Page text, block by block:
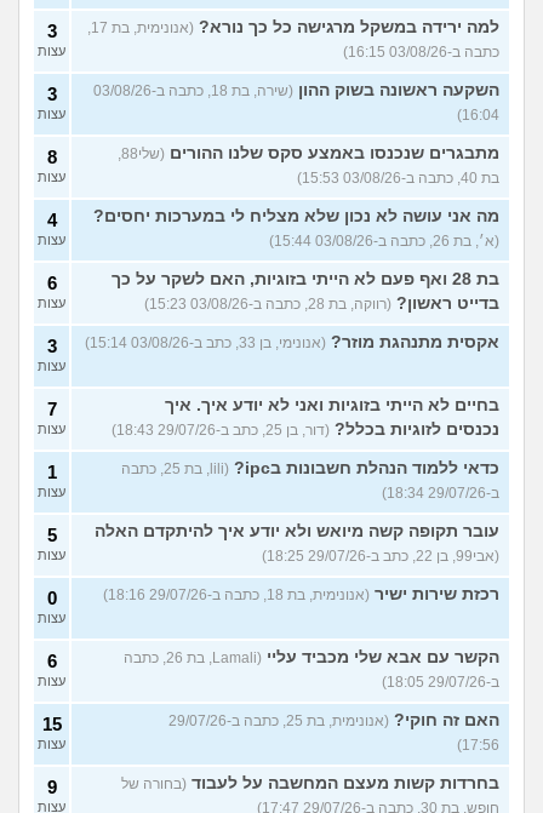
למה ירידה במשקל מרגישה כל כך נורא?
(אנונימית, בת 17,
כתבה ב-03/08/26 16:15)
3
עצות
השקעה ראשונה בשוק ההון
(שירה, בת 18, כתבה ב-03/08/26
16:04)
3
עצות
מתבגרים שנכנסו באמצע סקס שלנו ההורים
(שלי88,
בת 40, כתבה ב-03/08/26 15:53)
8
עצות
מה אני עושה לא נכון שלא מצליח לי במערכות יחסים?
(א׳, בת 26, כתבה ב-03/08/26 15:44)
4
עצות
בת 28 ואף פעם לא הייתי בזוגיות, האם לשקר על כך
בדייט ראשון? (רווקה, בת 28, כתבה ב-03/08/26 15:23)
6
עצות
אקסית מתנהגת מוזר? (אנונימי, בן 33, כתב ב-03/08/26 15:14) 3
עצות
בחיים לא הייתי בזוגיות ואני לא יודע איך. איך
נכנסים לזוגיות בכלל? (דור, בן 25, כתב ב-29/07/26 18:43)
7
עצות
כדאי ללמוד הנהלת חשבונות בipc?
(lili, בת 25, כתבה
ב-29/07/26 18:34)
1
עצות
עובר תקופה קשה מיואש ולא יודע איך להיתקדם האלה
(אבי99, בן 22, כתב ב-29/07/26 18:25)
5
עצות
רכזת שירות ישיר (אנונימית, בת 18, כתבה ב-29/07/26 18:16) 0
עצות
הקשר עם אבא שלי מכביד עליי
(Lamali, בת 26, כתבה
ב-29/07/26 18:05)
6
עצות
האם זה חוקי?
(אנונימית, בת 25, כתבה ב-29/07/26
17:56)
15
עצות
בחרדות קשות מעצם המחשבה על לעבוד (בחורה של
חופש, בת 30, כתבה ב-29/07/26 17:47)
9
עצות